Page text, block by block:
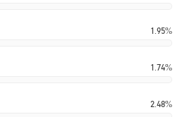
1.95%
1.74%
2.48%